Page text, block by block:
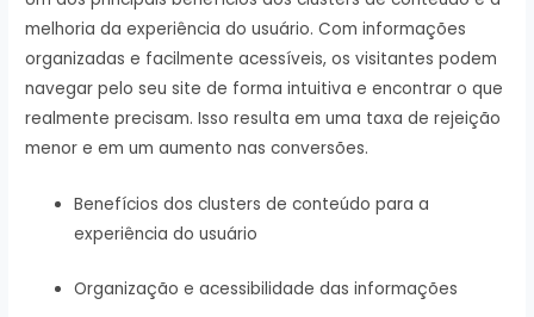
melhoria da experiência do usuário. Com informações
organizadas e facilmente acessíveis, os visitantes podem
navegar pelo seu site de forma intuitiva e encontrar o que
realmente precisam. Isso resulta em uma taxa de rejeição
menor e em um aumento nas conversões.
Benefícios dos clusters de conteúdo para a
experiência do usuário
Organização e acessibilidade das informações